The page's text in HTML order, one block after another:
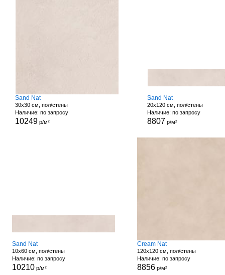
Sand Nat
30x30 см, пол/стены
Наличие: по запросу
10249 р/м²
Sand Nat
20x120 см, пол/стены
Наличие: по запросу
8807 р/м²
Sand Nat
10x60 см, пол/стены
Наличие: по запросу
10210р/м²
Cream Nat
120x120 см, пол/стены
Наличие: по запросу
8856р/м²